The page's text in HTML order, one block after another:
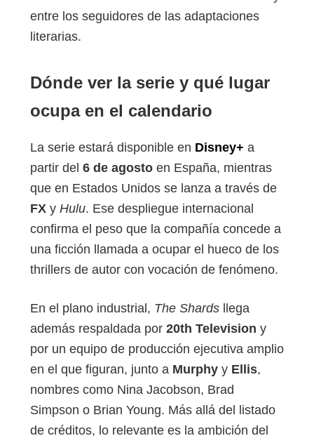
entre los seguidores de las adaptaciones
literarias.
Dónde ver la serie y qué lugar
ocupa en el calendario
La serie estará disponible en Disney+ a
partir del 6 de agosto en España, mientras
que en Estados Unidos se lanza a través de
FX y Hulu. Ese despliegue internacional
confirma el peso que la compañía concede a
una ficción llamada a ocupar el hueco de los
thrillers de autor con vocación de fenómeno.
En el plano industrial, The Shards llega
además respaldada por 20th Television y
por un equipo de producción ejecutiva amplio
en el que figuran, junto a Murphy y Ellis,
nombres como Nina Jacobson, Brad
Simpson o Brian Young. Más allá del listado
de créditos, lo relevante es la ambición del